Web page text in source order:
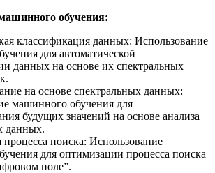
обучения:
классификация данных: Использование
для автоматической
данных на основе их спектральных
на основе спектральных данных:
машинного обучения для
будущих значений на основе анализа
данных.
поиска: Использование
для оптимизации процесса поиска
поле”.